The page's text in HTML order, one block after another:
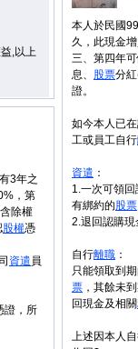
,以上
本人於民國
久，此現金
三、第四年
息、 股票分
證。
如今本人已
工或員工自行
資遣 ：
1.一次可領回
有綁約的股票
2.退回認購現
自行離職 ：
只能領取到
票 ，其餘未
回現金及相關
上述因本人
3年之
，第
除權
股權憑
資遣 員
證，所